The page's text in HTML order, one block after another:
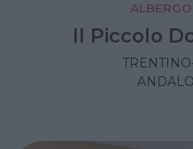
ALBERGO
Il Piccolo